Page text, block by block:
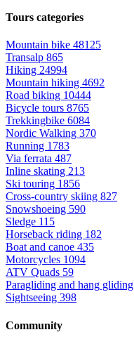
Tours categories
Mountain bike 48125
Transalp 865
Hiking 24994
Mountain hiking 4692
Road biking 10444
Bicycle tours 8765
Trekkingbike 6084
Nordic Walking 370
Running 1783
Via ferrata 487
Inline skating 213
Ski touring 1856
Cross-country skiing 827
Snowshoeing 590
Sledge 115
Horseback riding 182
Boat and canoe 435
Motorcycles 1094
ATV Quads 59
Paragliding and hang gliding
Sightseeing 398
Community